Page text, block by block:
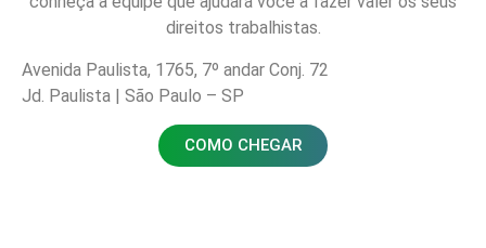
direitos trabalhistas.
Avenida Paulista, 1765, 7º andar Conj. 72
Jd. Paulista | São Paulo – SP
COMO CHEGAR